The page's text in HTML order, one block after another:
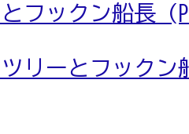
フックン船長
リーとフックン